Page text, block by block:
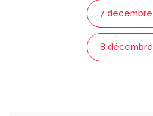
7 décembre
8 décembre